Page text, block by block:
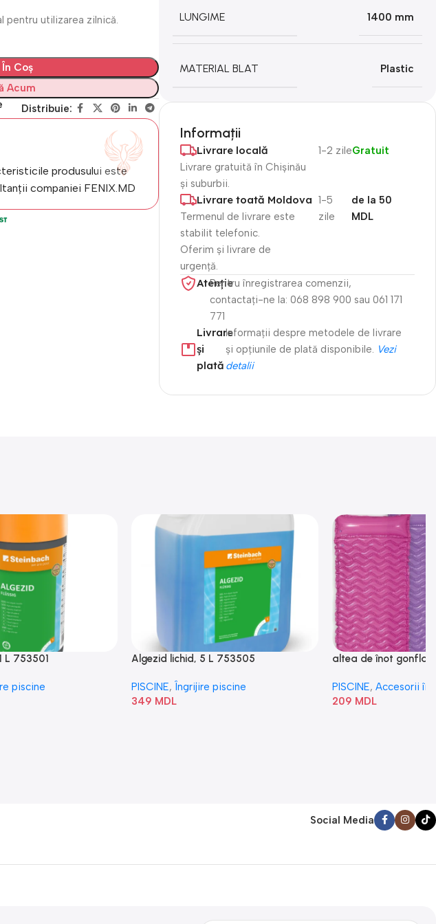
pentru utilizarea zilnică.
Coș
Acum
Distribuie:
produsului este
companiei FENIX.MD
LUNGIME 1400 mm
MATERIAL BLAT Plastic
Informații
Livrare locală
Livrare gratuită în Chișinău
și suburbii.
1-2 zileGratuit
Livrare toată Moldova
Termenul de livrare este
stabilit telefonic.
Oferim și livrare de
urgență.
1-5
zile
de la 50
MDL
Atenție​
Pentru înregistrarea comenzii,
contactați-ne la: 068 898 900 sau 061 171
771
Livrare
și
plată
Informații despre metodele de livrare
și opțiunile de plată disponibile.
Vezi
detalii
L 753501
piscine
Algezid lichid, 5 L 753505
PISCINE, Îngrijire piscine
349 MDL
altea de înot
PISCINE, Accesorii
209 MDL
Social Media